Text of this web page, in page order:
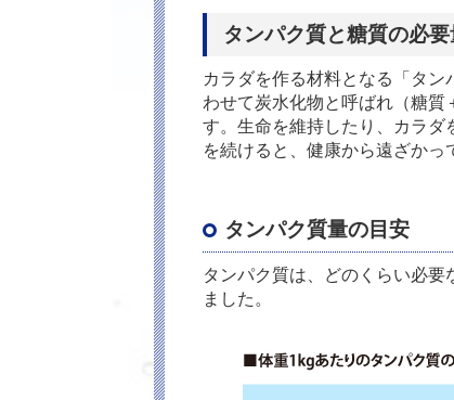
タンパク質と糖質の必要
カラダを作る材料となる「タ
わせて炭水化物と呼ばれ（糖
す。生命を維持したり、カラダ
を続けると、健康から遠ざかっ
タンパク質量の目安
タンパク質は、どのくらい必
ました。